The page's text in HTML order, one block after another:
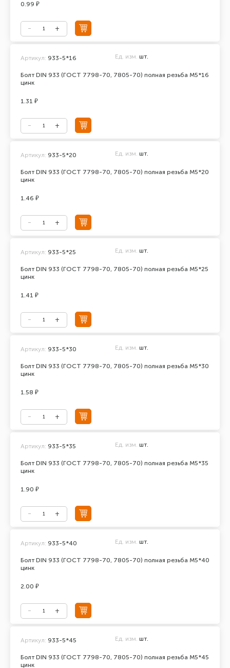
0.99 ₽
Болт DIN 933 (ГОСТ 7798-70, 7805-70) полная резьба М5*16
цинк
Артикул: 933-5*16 Ед. изм. шт.
1.31 ₽
Болт DIN 933 (ГОСТ 7798-70, 7805-70) полная резьба М5*20
цинк
Артикул: 933-5*20 Ед. изм. шт.
1.46 ₽
Болт DIN 933 (ГОСТ 7798-70, 7805-70) полная резьба М5*25
цинк
Артикул: 933-5*25 Ед. изм. шт.
1.41 ₽
Болт DIN 933 (ГОСТ 7798-70, 7805-70) полная резьба М5*30
цинк
Артикул: 933-5*30 Ед. изм. шт.
1.58 ₽
Болт DIN 933 (ГОСТ 7798-70, 7805-70) полная резьба М5*35
цинк
Артикул: 933-5*35 Ед. изм. шт.
1.90 ₽
Болт DIN 933 (ГОСТ 7798-70, 7805-70) полная резьба М5*40
цинк
Артикул: 933-5*40 Ед. изм. шт.
2.00 ₽
Болт DIN 933 (ГОСТ 7798-70, 7805-70) полная резьба М5*45
цинк
Артикул: 933-5*45 Ед. изм. шт.